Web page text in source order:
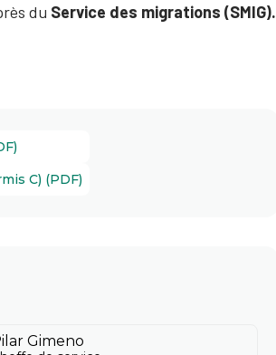
du Service des migrations (SMIG).
C) (PDF)
Gimeno